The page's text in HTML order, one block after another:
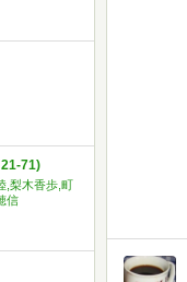
71)
,梨木香歩,町
信